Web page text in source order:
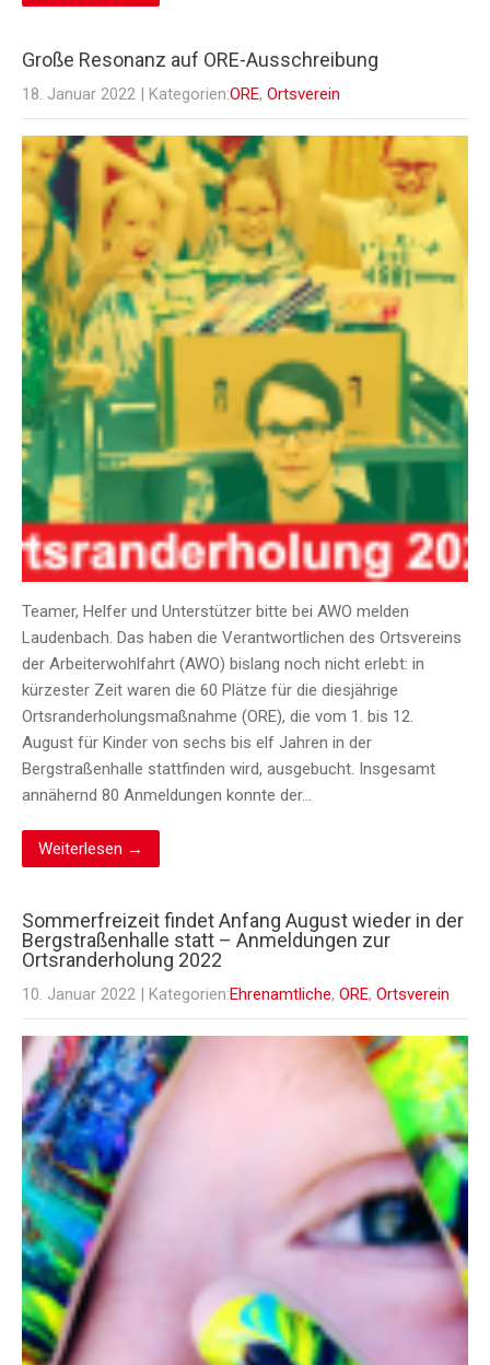
Große Resonanz auf ORE-Ausschreibung
18. Januar 2022 | Kategorien:ORE, Ortsverein
Teamer, Helfer und Unterstützer bitte bei AWO melden
Laudenbach. Das haben die Verantwortlichen des Ortsvereins
der Arbeiterwohlfahrt (AWO) bislang noch nicht erlebt: in
kürzester Zeit waren die 60 Plätze für die diesjährige
Ortsranderholungsmaßnahme (ORE), die vom 1. bis 12.
August für Kinder von sechs bis elf Jahren in der
Bergstraßenhalle stattfinden wird, ausgebucht. Insgesamt
annähernd 80 Anmeldungen konnte der…
Weiterlesen →
Sommerfreizeit findet Anfang August wieder in der
Bergstraßenhalle statt – Anmeldungen zur
Ortsranderholung 2022
10. Januar 2022 | Kategorien:Ehrenamtliche, ORE, Ortsverein